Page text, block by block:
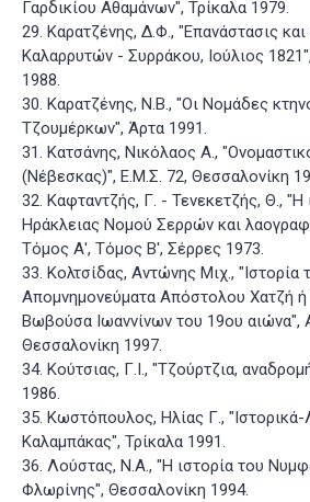
Γαρδικίου Αθαμάνων", Τρίκαλα 1979.
29. Καρατζένης, Δ.Φ., "Επανάστασις
Καλαρρυτών - Συρράκου, Ιούλιος
1988.
30. Καρατζένης, Ν.Β., "Οι Νομάδες
Τζουμέρκων", Άρτα 1991.
31. Κατσάνης, Νικόλαος Α.,
(Νέβεσκας)", Ε.Μ.Σ. 72, Θεσσαλονίκη
32. Καφταντζής, Γ. - Τενεκετζής, Θ., "Η
Ηράκλειας Νομού Σερρών και
Τόμος Α', Τόμος Β', Σέρρες 1973.
33. Κολτσίδας, Αντώνης Μιχ.,
Απομνημονεύματα Απόστολου Χατζή ή
Βωβούσα Ιωαννίνων του 19ου αιώνα",
Θεσσαλονίκη 1997.
34. Κούτσιας, Γ.Ι., "Τζούρτζια,
1986.
35. Κωστόπουλος, Ηλίας Γ.,
Καλαμπάκας", Τρίκαλα 1991.
36. Λούστας, Ν.Α., "Η ιστορία του
Φλωρίνης", Θεσσαλονίκη 1994.